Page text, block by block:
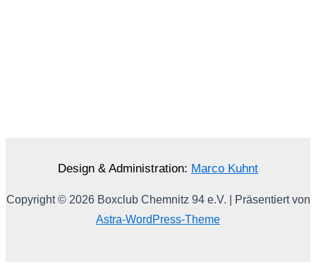
Design & Administration: Marco Kuhnt
Copyright © 2026 Boxclub Chemnitz 94 e.V. | Präsentiert von
Astra-WordPress-Theme